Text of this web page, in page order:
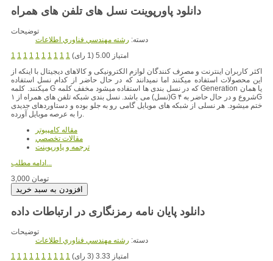
توضیحات
دسته: رشته مهندسي فناوري اطلاعات
1 1 1 1 1 1 1 1 1 1
امتیاز 5.00 (1 رای)
اکثر کاربران اینترنت و مصرف کنندگان لوازم الکترونیکی و کالاهای دیجیتال با اینکه از
این محصولات استفاده میکنند اما نمیدانند که در حال حاضر از کدام نسل استفاده
میکنند. کلمه G که در نسل بندی ها استفاده میشود مخفف کلمه Generation یا همان
(نسل) می باشد. نسل بندی شبکه تلفن های همراه از ۱G شروع و در حال حاضر به ۴G
ختم میشود. هر نسلی از شبکه های موبایل گامی رو به جلو بوده و دستاوردهای جدیدی
را به عرصه موبایل آورده.
مقاله کامپیوتر
مقالات تخصصي
ترجمه و پاورپوينت
ادامه مطلب...
3,000 تومان
دانلود پایان نامه رمزنگاری در ارتباطات داده
توضیحات
دسته: رشته مهندسي فناوري اطلاعات
1 1 1 1 1 1 1 1 1 1
امتیاز 3.33 (3 رای)